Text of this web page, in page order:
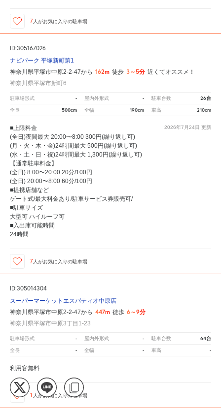
7 人がお気に入りの駐車場
ID:305167026
ナビパーク 平塚新町第1
神奈川県平塚市中原2-2-47から 162m 徒歩 3～5分 近くてオススメ！
神奈川県平塚市新町6
駐車場形式 - 屋内外形式 - 駐車台数 26台
全長 500cm 全幅 190cm 車高 210cm
2026年7月24日 更新
■上限料金
(全日)夜間最大 20:00〜8:00 300円(繰り返し可)
(月・火・木・金)24時間最大 500円(繰り返し可)
(水・土・日・祝)24時間最大 1,300円(繰り返し可)
【通常駐車料金】
(全日) 8:00〜20:00 20分/100円
(全日) 20:00〜8:00 60分/100円
■提携店舗など
ゲート式/最大料金あり/駐車サービス券販売可/
■駐車サイズ
大型可 ハイルーフ可
■入出庫可能時間
24時間
7 人がお気に入りの駐車場
ID:305014304
スーパーマーケットエスパティオ中原店
神奈川県平塚市中原2-2-47から 447m 徒歩 6～9分
神奈川県平塚市中原3丁目1-23
駐車場形式 - 屋内外形式 - 駐車台数 64台
全長 - 全幅 - 車高 -
利用客無料
1 人がお気に入りの駐車場